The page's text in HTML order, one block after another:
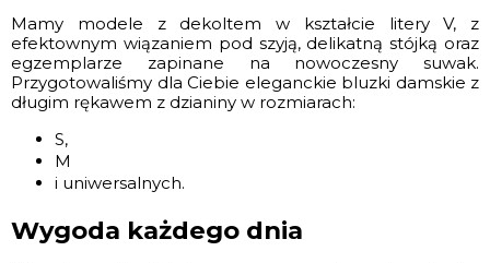
Mamy modele z dekoltem w kształcie litery V, z
efektownym wiązaniem pod szyją, delikatną stójką oraz
egzemplarze zapinane na nowoczesny suwak.
Przygotowaliśmy dla Ciebie eleganckie bluzki damskie z
długim rękawem z dzianiny w rozmiarach:
S,
M
i uniwersalnych.
Wygoda każdego dnia